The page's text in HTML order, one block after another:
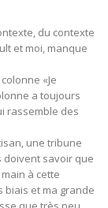
du contexte
et moi, manque
«Je
a toujours
rassemble des
une tribune
doivent savoir que
à cette
biais et ma grande